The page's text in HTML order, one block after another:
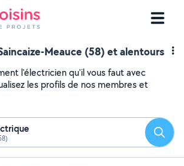
Meauce (58) et alentours
l'électricien qu'il vous faut avec
les profils de nos membres et